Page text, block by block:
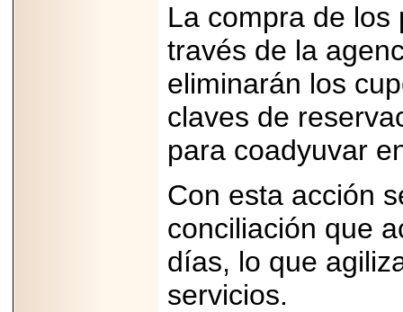
La compra de los
través de la
eliminarán los
claves de
para coadyuvar
Con esta acción
conciliación que
días, lo que
servicios.